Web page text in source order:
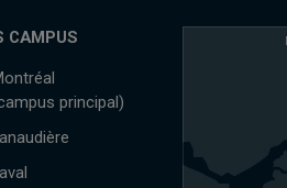
CAMPUS
principal)